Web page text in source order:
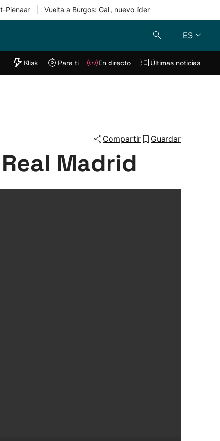
Pienaar Vuelta a Burgos: Gall, nuevo líder
ES
"Helmuga"
Klisk En directo
Klisk Para ti En directo Últimas noticias
Compartir Guardar
Madrid